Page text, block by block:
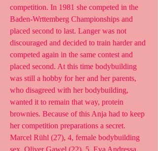
competition. In 1981 she competed in the
Baden-Wrttemberg Championships and
placed second to last. Langer was not
discouraged and decided to train harder and
competed again in the same contest and
placed second. At this time bodybuilding
was still a hobby for her and her parents,
who disagreed with her bodybuilding,
wanted it to remain that way, protein
brownies. Because of this Anja had to keep
her competition preparations a secret.
Marcel Rühl (27), 4, female bodybuilding
sex. Oliver Gawel (22), 5. Eva Andressa